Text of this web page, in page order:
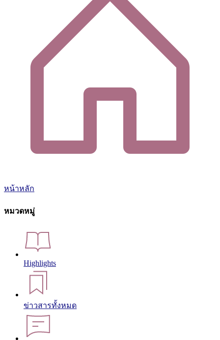
หน้าหลัก
หมวดหมู่
Highlights
ข่าวสารทั้งหมด